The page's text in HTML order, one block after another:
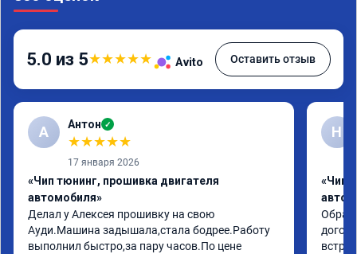
5.0 из 5★★★★★ Avito Оставить отзыв
А Антон ✓
★★★★★
17 января 2026
«Чип тюнинг, прошивка двигателя
автомобиля»
Делал у Алексея прошивку на свою
Ауди.Машина задышала,стала бодрее.Работу
выполнил быстро,за пару часов.По цене
Н
«Чип